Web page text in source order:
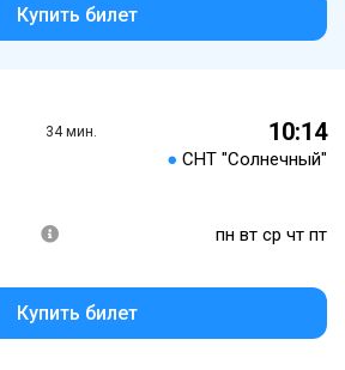
Купить билет
34 мин. 10:14
● СНТ "Солнечный"
пн вт ср чт пт
Купить билет